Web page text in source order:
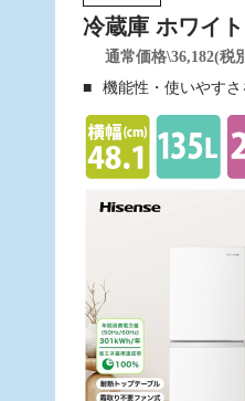
冷蔵庫 ホワイ
通常価格\36,182(税
機能性・使いやす